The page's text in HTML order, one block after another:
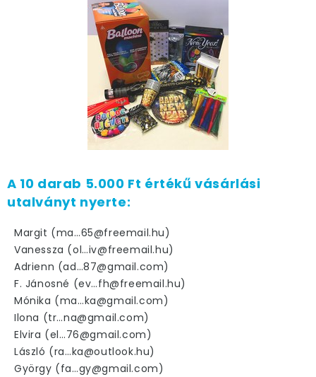
A 10 darab 5.000 Ft értékű vásárlási
utalványt nyerte:
Margit (ma…65@freemail.hu)
Vanessza (ol…iv@freemail.hu)
Adrienn (ad…87@gmail.com)
F. Jánosné (ev…fh@freemail.hu)
Mónika (ma…ka@gmail.com)
Ilona (tr…na@gmail.com)
Elvira (el…76@gmail.com)
László (ra…ka@outlook.hu)
György (fa…gy@gmail.com)